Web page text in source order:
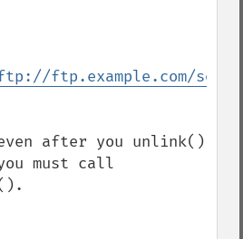
ftp.example.com/
after you unlink()
must call